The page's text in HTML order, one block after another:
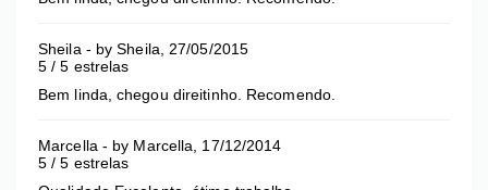
Sheila - bySheila
27/05/2015
5 /5 estrelas
Bem linda, chegou direitinho. Recomendo.
Marcella - by Marcella
17/12/2014
5 /5 estrelas